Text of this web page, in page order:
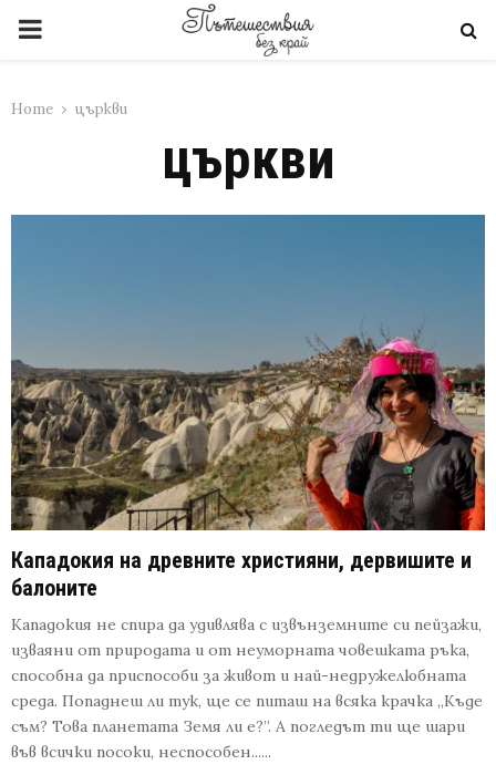
PRIMARY
Home църкви
църкви
Кападокия на древните християни, дервишите и
балоните
Кападокия не спира да удивлява с извънземните си пейзажи,
изваяни от природата и от неуморната човешката ръка,
способна да приспособи за живот и най-недружелюбната
среда. Попаднеш ли тук, ще се питаш на всяка крачка „Къде
съм? Това планетата Земя ли е?”. А погледът ти ще шари
във всички посоки, неспособен......